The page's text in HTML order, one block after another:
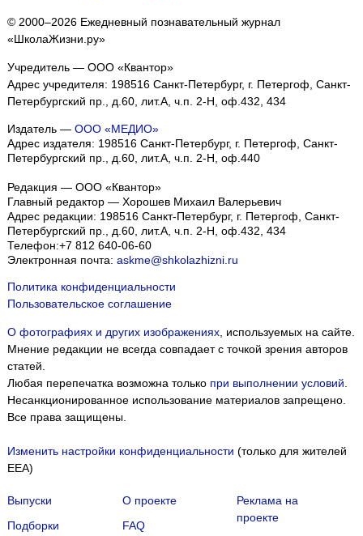
© 2000–2026 Ежедневный познавательный журнал
«ШколаЖизни.ру»
Учредитель — ООО «Квантор»
Адрес учредителя: 198516 Санкт-Петербург, г. Петергоф, Санкт-
Петербургский пр., д.60, лит.А, ч.п. 2-Н, оф.432, 434
Издатель — ООО «МЕДИО»
Адрес издателя: 198516 Санкт-Петербург, г. Петергоф, Санкт-
Петербургский пр., д.60, лит.А, ч.п. 2-Н, оф.440
Редакция — ООО «Квантор»
Главный редактор — Хорошев Михаил Валерьевич
Адрес редакции: 198516 Санкт-Петербург, г. Петергоф, Санкт-
Петербургский пр., д.60, лит.А, ч.п. 2-Н, оф.432, 434
Телефон:+7 812 640-06-60
Электронная почта: askme@shkolazhizni.ru
Политика конфиденциальности
Пользовательское соглашение
О фотографиях и других изображениях, используемых на сайте.
Мнение редакции не всегда совпадает с точкой зрения авторов
статей.
Любая перепечатка возможна только при выполнении условий.
Несанкционированное использование материалов запрещено.
Все права защищены.
Изменить настройки конфиденциальности (только для жителей
EEA)
Выпуски
Подборки
О проекте
FAQ
Реклама на
проекте